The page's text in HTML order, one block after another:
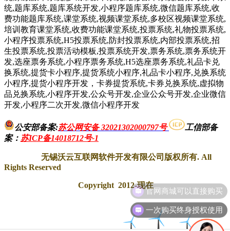
统,题库系统,题库系统开发,小程序题库系统,微信题库系统,收
费功能题库系统,课堂系统,视频课堂系统,多校区视频课堂系统,
培训教育课堂系统,收费功能课堂系统,投票系统,礼物投票系统,
小程序投票系统,H5投票系统,防封投票系统,内部投票系统,招
生投票系统,投票活动模板,投票系统开发,票务系统,票务系统开
发,选座票务系统,小程序票务系统,H5选座票务系统,礼品卡兑
换系统,提货卡小程序,提货系统小程序,礼品卡小程序,兑换系统
小程序,提货小程序开发，卡券提货系统,卡券兑换系统,虚拟物
品兑换系统,小程序开发,公众号开发,企业公众号开发,企业微信
开发,小程序二次开发,微信小程序开发
公安部备案:苏公网安备 32021302000797号
工信部备
案： 苏ICP备14018712号-1
无锡沃云互联网软件开发有限公司版权所有. All
Rights Reserved
Copyright 2012-现在
一次购买终身授权使用